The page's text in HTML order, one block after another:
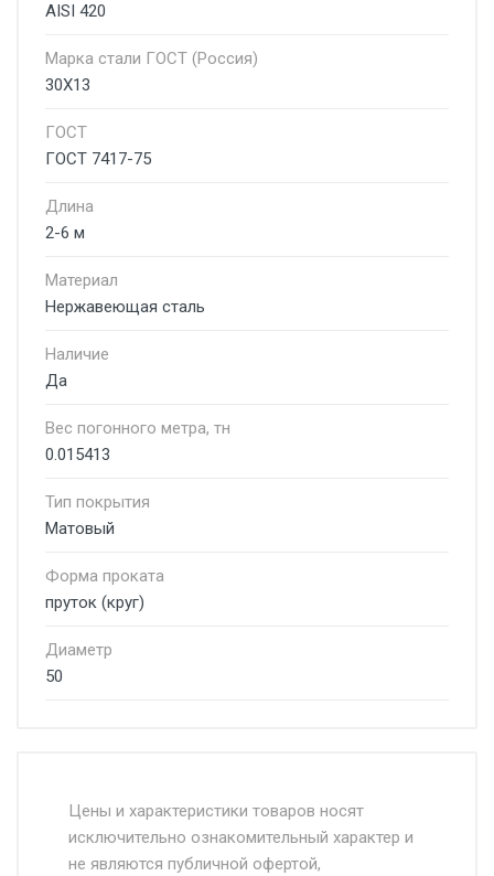
AISI 420
Марка стали ГОСТ (Россия)
30Х13
ГОСТ
ГОСТ 7417-75
Длина
2-6 м
Материал
Нержавеющая сталь
Наличие
Да
Вес погонного метра, тн
0.015413
Тип покрытия
Матовый
Форма проката
пруток (круг)
Диаметр
50
Москве и Московской области.
Доставка осуществляется собственным и
Цены и характеристики товаров носят
исключительно ознакомительный характер и
не являются публичной офертой,